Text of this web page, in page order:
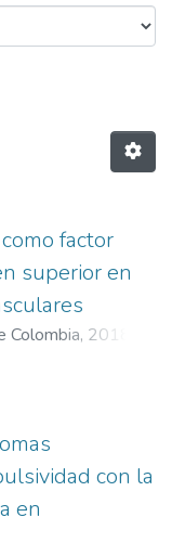
by Title
factor
superior en
Colombia, 2018-
con la
en